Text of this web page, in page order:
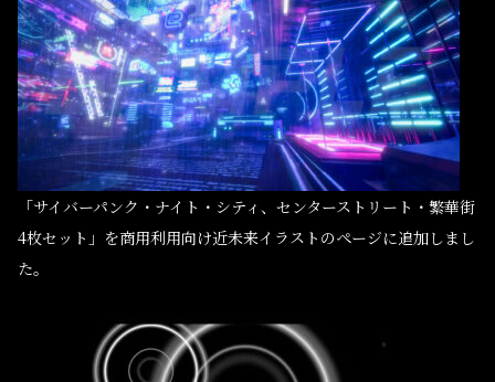
「サイバーパンク・ナイト・シティ、センターストリート・繁華街
4枚セット」を商用利用向け近未来イラストのページに追加しまし
た。